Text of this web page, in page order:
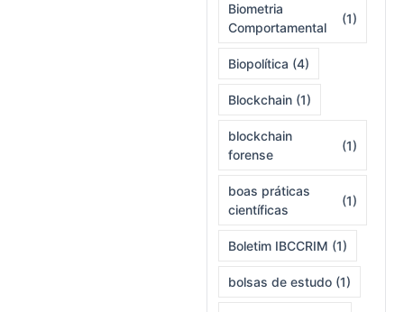
Biometria
Comportamental
(1)
Biopolítica (4)
Blockchain (1)
blockchain
forense
(1)
boas práticas
científicas
(1)
Boletim IBCCRIM (1)
bolsas de estudo (1)